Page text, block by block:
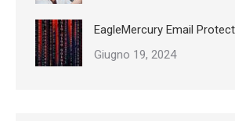
EagleMercury Email
Giugno 19, 2024